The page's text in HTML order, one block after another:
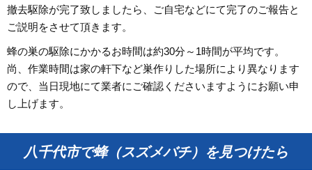
撤去駆除が完了致しましたら、ご自宅などにて完了のご報告と
ご説明をさせて頂きます。
蜂の巣の駆除にかかるお時間は約30分～1時間が平均です。
尚、作業時間は家の軒下など巣作りした場所により異なります
ので、当日現地にて業者にご確認くださいますようにお願い申
し上げます。
八千代市で蜂（スズメバチ）を見つけたら